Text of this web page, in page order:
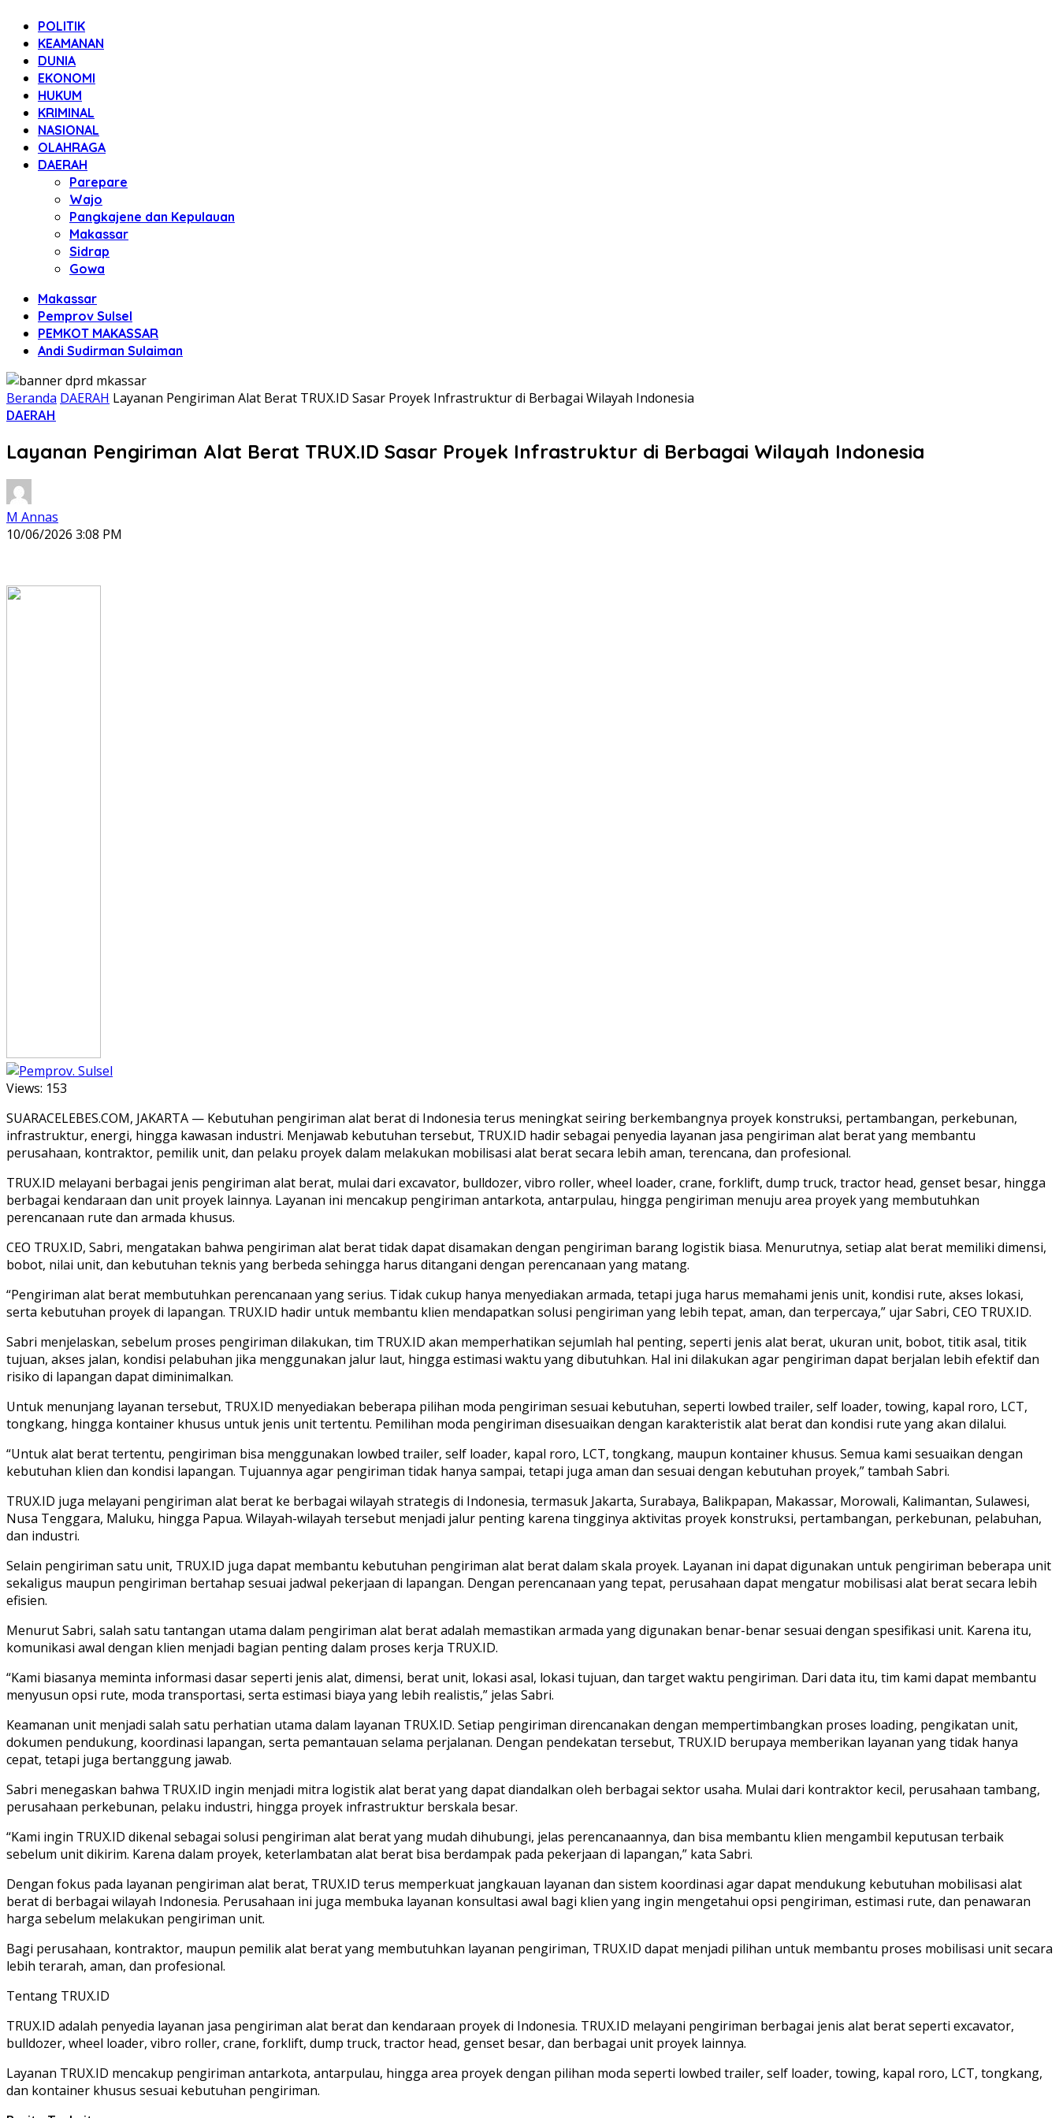
POLITIK
KEAMANAN
DUNIA
EKONOMI
HUKUM
KRIMINAL
NASIONAL
OLAHRAGA
DAERAH
Parepare
Wajo
Pangkajene dan Kepulauan
Makassar
Sidrap
Gowa
Makassar
Pemprov Sulsel
PEMKOT MAKASSAR
Andi Sudirman Sulaiman
Beranda DAERAH Layanan Pengiriman Alat Berat TRUX.ID Sasar Proyek Infrastruktur di Berbagai Wilayah Indonesia
DAERAH
Layanan Pengiriman Alat Berat TRUX.ID Sasar Proyek Infrastruktur di Berbagai Wilayah Indonesia
M Annas
10/06/2026 3:08 PM
Views: 153
SUARACELEBES.COM, JAKARTA — Kebutuhan pengiriman alat berat di Indonesia terus meningkat seiring berkembangnya proyek konstruksi, pertambangan, perkebunan,
infrastruktur, energi, hingga kawasan industri. Menjawab kebutuhan tersebut, TRUX.ID hadir sebagai penyedia layanan jasa pengiriman alat berat yang membantu
perusahaan, kontraktor, pemilik unit, dan pelaku proyek dalam melakukan mobilisasi alat berat secara lebih aman, terencana, dan profesional.
TRUX.ID melayani berbagai jenis pengiriman alat berat, mulai dari excavator, bulldozer, vibro roller, wheel loader, crane, forklift, dump truck, tractor head, genset besar, hingga
berbagai kendaraan dan unit proyek lainnya. Layanan ini mencakup pengiriman antarkota, antarpulau, hingga pengiriman menuju area proyek yang membutuhkan
perencanaan rute dan armada khusus.
CEO TRUX.ID, Sabri, mengatakan bahwa pengiriman alat berat tidak dapat disamakan dengan pengiriman barang logistik biasa. Menurutnya, setiap alat berat memiliki dimensi,
bobot, nilai unit, dan kebutuhan teknis yang berbeda sehingga harus ditangani dengan perencanaan yang matang.
“Pengiriman alat berat membutuhkan perencanaan yang serius. Tidak cukup hanya menyediakan armada, tetapi juga harus memahami jenis unit, kondisi rute, akses lokasi,
serta kebutuhan proyek di lapangan. TRUX.ID hadir untuk membantu klien mendapatkan solusi pengiriman yang lebih tepat, aman, dan terpercaya,” ujar Sabri, CEO TRUX.ID.
Sabri menjelaskan, sebelum proses pengiriman dilakukan, tim TRUX.ID akan memperhatikan sejumlah hal penting, seperti jenis alat berat, ukuran unit, bobot, titik asal, titik
tujuan, akses jalan, kondisi pelabuhan jika menggunakan jalur laut, hingga estimasi waktu yang dibutuhkan. Hal ini dilakukan agar pengiriman dapat berjalan lebih efektif dan
risiko di lapangan dapat diminimalkan.
Untuk menunjang layanan tersebut, TRUX.ID menyediakan beberapa pilihan moda pengiriman sesuai kebutuhan, seperti lowbed trailer, self loader, towing, kapal roro, LCT,
tongkang, hingga kontainer khusus untuk jenis unit tertentu. Pemilihan moda pengiriman disesuaikan dengan karakteristik alat berat dan kondisi rute yang akan dilalui.
“Untuk alat berat tertentu, pengiriman bisa menggunakan lowbed trailer, self loader, kapal roro, LCT, tongkang, maupun kontainer khusus. Semua kami sesuaikan dengan
kebutuhan klien dan kondisi lapangan. Tujuannya agar pengiriman tidak hanya sampai, tetapi juga aman dan sesuai dengan kebutuhan proyek,” tambah Sabri.
TRUX.ID juga melayani pengiriman alat berat ke berbagai wilayah strategis di Indonesia, termasuk Jakarta, Surabaya, Balikpapan, Makassar, Morowali, Kalimantan, Sulawesi,
Nusa Tenggara, Maluku, hingga Papua. Wilayah-wilayah tersebut menjadi jalur penting karena tingginya aktivitas proyek konstruksi, pertambangan, perkebunan, pelabuhan,
dan industri.
Selain pengiriman satu unit, TRUX.ID juga dapat membantu kebutuhan pengiriman alat berat dalam skala proyek. Layanan ini dapat digunakan untuk pengiriman beberapa unit
sekaligus maupun pengiriman bertahap sesuai jadwal pekerjaan di lapangan. Dengan perencanaan yang tepat, perusahaan dapat mengatur mobilisasi alat berat secara lebih
efisien.
Menurut Sabri, salah satu tantangan utama dalam pengiriman alat berat adalah memastikan armada yang digunakan benar-benar sesuai dengan spesifikasi unit. Karena itu,
komunikasi awal dengan klien menjadi bagian penting dalam proses kerja TRUX.ID.
“Kami biasanya meminta informasi dasar seperti jenis alat, dimensi, berat unit, lokasi asal, lokasi tujuan, dan target waktu pengiriman. Dari data itu, tim kami dapat membantu
menyusun opsi rute, moda transportasi, serta estimasi biaya yang lebih realistis,” jelas Sabri.
Keamanan unit menjadi salah satu perhatian utama dalam layanan TRUX.ID. Setiap pengiriman direncanakan dengan mempertimbangkan proses loading, pengikatan unit,
dokumen pendukung, koordinasi lapangan, serta pemantauan selama perjalanan. Dengan pendekatan tersebut, TRUX.ID berupaya memberikan layanan yang tidak hanya
cepat, tetapi juga bertanggung jawab.
Sabri menegaskan bahwa TRUX.ID ingin menjadi mitra logistik alat berat yang dapat diandalkan oleh berbagai sektor usaha. Mulai dari kontraktor kecil, perusahaan tambang,
perusahaan perkebunan, pelaku industri, hingga proyek infrastruktur berskala besar.
“Kami ingin TRUX.ID dikenal sebagai solusi pengiriman alat berat yang mudah dihubungi, jelas perencanaannya, dan bisa membantu klien mengambil keputusan terbaik
sebelum unit dikirim. Karena dalam proyek, keterlambatan alat berat bisa berdampak pada pekerjaan di lapangan,” kata Sabri.
Dengan fokus pada layanan pengiriman alat berat, TRUX.ID terus memperkuat jangkauan layanan dan sistem koordinasi agar dapat mendukung kebutuhan mobilisasi alat
berat di berbagai wilayah Indonesia. Perusahaan ini juga membuka layanan konsultasi awal bagi klien yang ingin mengetahui opsi pengiriman, estimasi rute, dan penawaran
harga sebelum melakukan pengiriman unit.
Bagi perusahaan, kontraktor, maupun pemilik alat berat yang membutuhkan layanan pengiriman, TRUX.ID dapat menjadi pilihan untuk membantu proses mobilisasi unit secara
lebih terarah, aman, dan profesional.
Tentang TRUX.ID
TRUX.ID adalah penyedia layanan jasa pengiriman alat berat dan kendaraan proyek di Indonesia. TRUX.ID melayani pengiriman berbagai jenis alat berat seperti excavator,
bulldozer, wheel loader, vibro roller, crane, forklift, dump truck, tractor head, genset besar, dan berbagai unit proyek lainnya.
Layanan TRUX.ID mencakup pengiriman antarkota, antarpulau, hingga area proyek dengan pilihan moda seperti lowbed trailer, self loader, towing, kapal roro, LCT, tongkang,
dan kontainer khusus sesuai kebutuhan pengiriman.